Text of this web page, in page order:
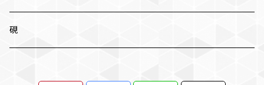
太筆
硯